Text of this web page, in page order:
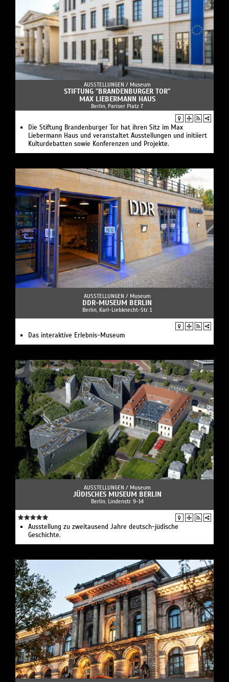
AUSSTELLUNGEN / Museum
STIFTUNG "BRANDENBURGER TOR"
MAX LIEBERMANN HAUS
Berlin, Pariser Platz 7
Die Stiftung Brandenburger Tor hat ihren Sitz im Max
Liebermann Haus und veranstaltet Ausstellungen und initiiert
Kulturdebatten sowie Konferenzen und Projekte.
AUSSTELLUNGEN / Museum
DDR-MUSEUM BERLIN
Berlin, Karl-Liebknecht-Str. 1
Das interaktive Erlebnis-Museum
AUSSTELLUNGEN / Museum
JÜDISCHES MUSEUM BERLIN
Berlin, Lindenstr. 9-14
Ausstellung zu zweitausend Jahre deutsch-jüdische
Geschichte.